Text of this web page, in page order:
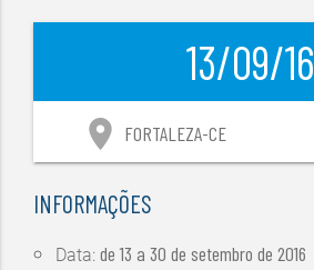
13/09/16
location_on FORTALEZA-CE
INFORMAÇÕES
Data:de13 a 30 de setembro de 2016